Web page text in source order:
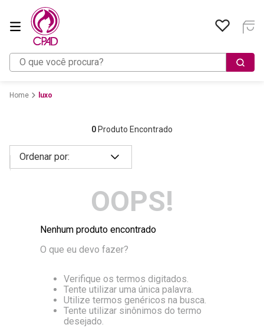
O que você procura?
luxo
0 Produto Encontrado
OOPS!
Nenhum produto encontrado
O que eu devo fazer?
Verifique os termos digitados.
Tente utilizar uma única palavra.
Utilize termos genéricos na busca.
Tente utilizar sinônimos do termo
desejado.